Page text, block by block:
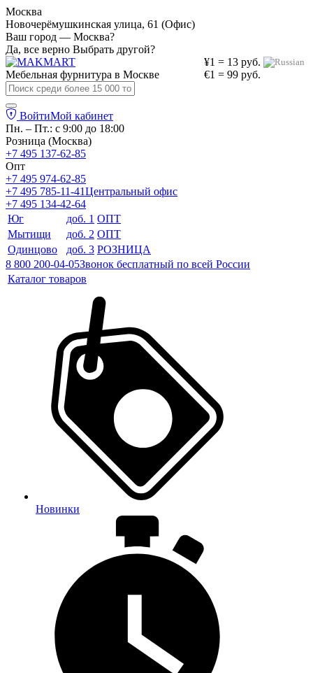
Москва
Новочерёмушкинская улица, 61 (Офис)
Ваш город — Москва?
Да, все верно Выбрать другой?
¥1 = 13 руб.
€1 = 99 руб.
Мебельная фурнитура в Москве
ВойтиМой кабинет
Пн. – Пт.: с 9:00 до 18:00
Розница (Москва)
+7 495 137-62-85
Опт
+7 495 974-62-85
+7 495 785-11-41Центральный офис
+7 495 134-42-64
Юг
доб. 1 ОПТ
Мытищи
доб. 2 ОПТ
Одинцово
доб. 3 РОЗНИЦА
8 800 200-04-05Звонок бесплатный по всей России
Каталог товаров
Новинки